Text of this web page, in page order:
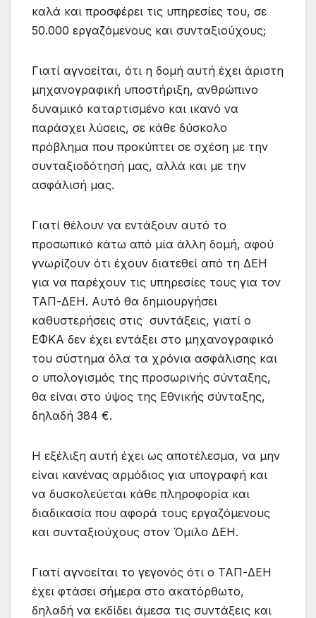
καλά και προσφέρει τις υπηρεσίες του, σε
50.000 εργαζόμενους και συνταξιούχους;
Γιατί αγνοείται, ότι η δομή αυτή έχει άριστη
μηχανογραφική υποστήριξη, ανθρώπινο
δυναμικό καταρτισμένο και ικανό να
παράσχει λύσεις, σε κάθε δύσκολο
πρόβλημα που προκύπτει σε σχέση με την
συνταξιοδότησή μας, αλλά και με την
ασφάλισή μας.
Γιατί θέλουν να εντάξουν αυτό το
προσωπικό κάτω από μία άλλη δομή, αφού
γνωρίζουν ότι έχουν διατεθεί από τη ΔΕΗ
για να παρέχουν τις υπηρεσίες τους για τον
ΤΑΠ-ΔΕΗ. Αυτό θα δημιουργήσει
καθυστερήσεις στις συντάξεις, γιατί ο
ΕΦΚΑ δεν έχει εντάξει στο μηχανογραφικό
του σύστημα όλα τα χρόνια ασφάλισης και
ο υπολογισμός της προσωρινής σύνταξης,
θα είναι στο ύψος της Εθνικής σύνταξης,
δηλαδή 384 €.
Η εξέλιξη αυτή έχει ως αποτέλεσμα, να μην
είναι κανένας αρμόδιος για υπογραφή και
να δυσκολεύεται κάθε πληροφορία και
διαδικασία που αφορά τους εργαζόμενους
και συνταξιούχους στον Όμιλο ΔΕΗ.
Γιατί αγνοείται το γεγονός ότι ο ΤΑΠ-ΔΕΗ
έχει φτάσει σήμερα στο ακατόρθωτο,
δηλαδή να εκδίδει άμεσα τις συντάξεις και